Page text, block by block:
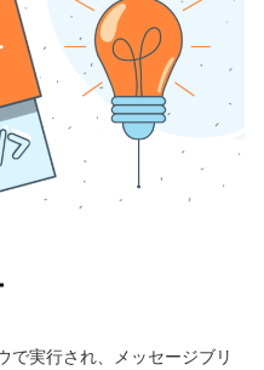
で実行され、メッセージブリ